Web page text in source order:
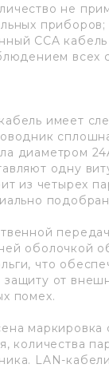
не
приборов;
CCA
всех
имеет
диаметром
одну
из четырех
оболочкой
что
от
помех.
маркировка
количества
LAN-